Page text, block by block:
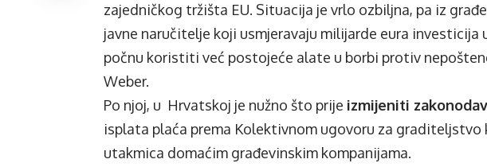
zajedničkog tržišta EU. Situacija je vrlo ozbiljna, pa iz
javne naručitelje koji usmjeravaju milijarde eura
počnu koristiti već postojeće alate u borbi protiv
Weber.
Po njoj, u Hrvatskoj je nužno što prije izmijeniti
isplata plaća prema Kolektivnom ugovoru za graditeljstvo
utakmica domaćim građevinskim kompanijama.